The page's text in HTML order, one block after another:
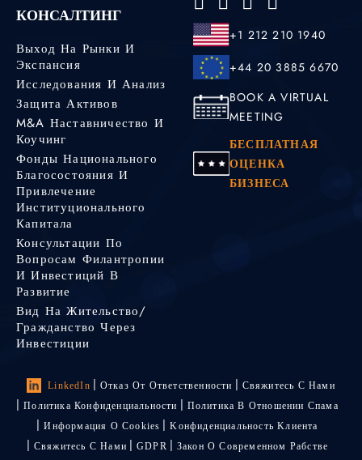
КОНСАЛТИНГ
Выход На Рынки И
Экспансия
Исследования И Анализ
Защита Активов
M&A Наставничество И
Коучинг
Фонды Национального
Благосостояния И
Привлечение
Институционального
Капитала
Консультации По
Вопросам Филантропии
И Инвестиций В
Развитие
Вид На Жительство/
Гражданство Через
Инвестиции
+1 212 210 1940
+44 20 3885 6670
BOOK A VIRTUAL
MEETING
БЕСПЛАТНАЯ
ОЦЕНКА
БИЗНЕСА
LinkedIn Отказ От Ответственности
Свяжитесь С Нами
Политика Конфиденциальности
Политика В Отношении Спама
Информация О Cookies
Kонфиденциальность Kлиента
Свяжитесь С Нами
GDPR
Закон О Современном Рабстве